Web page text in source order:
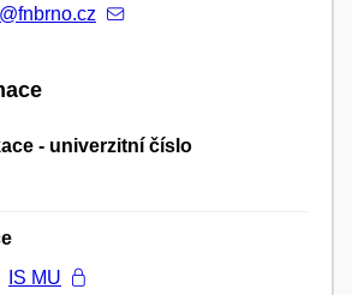
- univerzitní číslo
IS MU